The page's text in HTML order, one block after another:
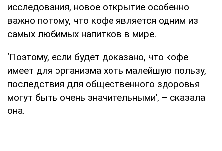
исследования, новое открытие особенно
важно потому, что кофе является одним из
самых любимых напитков в мире.
‘Поэтому, если будет доказано, что кофе
имеет для организма хоть малейшую пользу,
последствия для общественного здоровья
могут быть очень значительными’, – сказала
она.